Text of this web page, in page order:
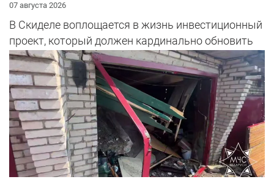
07 августа 2026
В Скиделе воплощается в жизнь инвестиционный
проект, который должен кардинально обновить
облик сразу четырех улиц: Богуш...